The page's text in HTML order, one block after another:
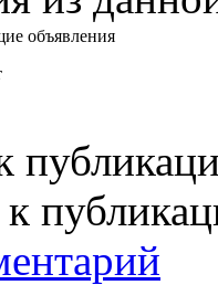
объявления